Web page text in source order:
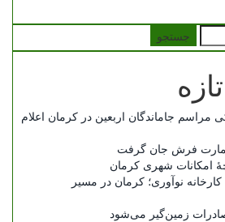
مراسم جاماندگان اربعین در کرمان اعلام
فرش جان گرفت
امکانات شهری کرمان
کارخانه نوآوری؛ کرمان در مسیر
زمین‌گیر می‌شود